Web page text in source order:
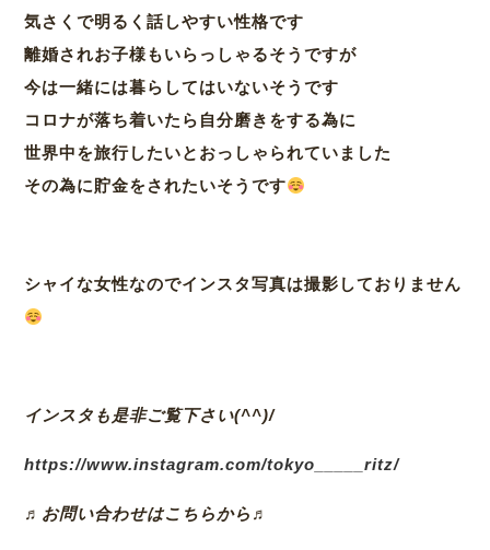
気さくで明るく話しやすい性格です
離婚されお子様もいらっしゃるそうですが
今は一緒には暮らしてはいないそうです
コロナが落ち着いたら自分磨きをする為に
世界中を旅行したいとおっしゃられていました
その為に貯金をされたいそうです
シャイな女性なのでインスタ写真は撮影しておりません
インスタも是非ご覧下さい(^^)/
https://www.instagram.com/tokyo_____ritz/
♬お問い合わせはこちらから♬